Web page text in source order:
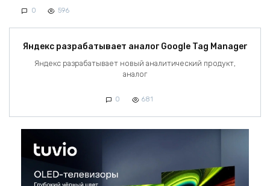
0 596
Яндекс разрабатывает аналог Google Tag Manager
Яндекс разрабатывает новый аналитический продукт,
аналог
0 681